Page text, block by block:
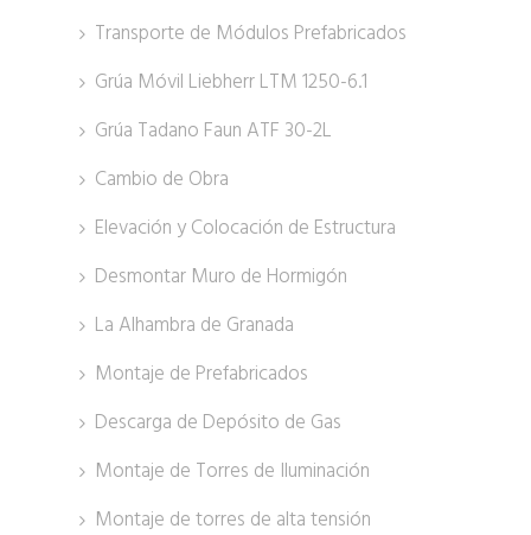
Transporte de Módulos Prefabricados
Grúa Móvil Liebherr LTM 1250-6.1
Grúa Tadano Faun ATF 30-2L
Cambio de Obra
Elevación y Colocación de Estructura
Desmontar Muro de Hormigón
La Alhambra de Granada
Montaje de Prefabricados
Descarga de Depósito de Gas
Montaje de Torres de Iluminación
Montaje de torres de alta tensión